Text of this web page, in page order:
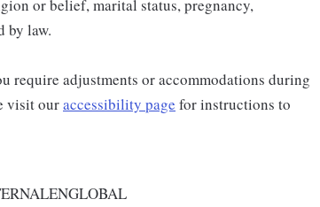
or belief, marital status, pregnancy,
by law.
require adjustments or accommodations during
visit ouraccessibility page for instructions to